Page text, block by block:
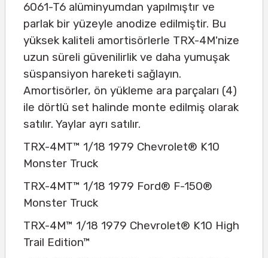
6061-T6 alüminyumdan yapılmıştır ve
parlak bir yüzeyle anodize edilmiştir. Bu
yüksek kaliteli amortisörlerle TRX-4M'nize
uzun süreli güvenilirlik ve daha yumuşak
süspansiyon hareketi sağlayın.
Amortisörler, ön yükleme ara parçaları (4)
ile dörtlü set halinde monte edilmiş olarak
satılır. Yaylar ayrı satılır.
TRX-4MT™ 1/18 1979 Chevrolet® K10
Monster Truck
TRX-4MT™ 1/18 1979 Ford® F-150®
Monster Truck
TRX-4M™ 1/18 1979 Chevrolet® K10 High
Trail Edition™